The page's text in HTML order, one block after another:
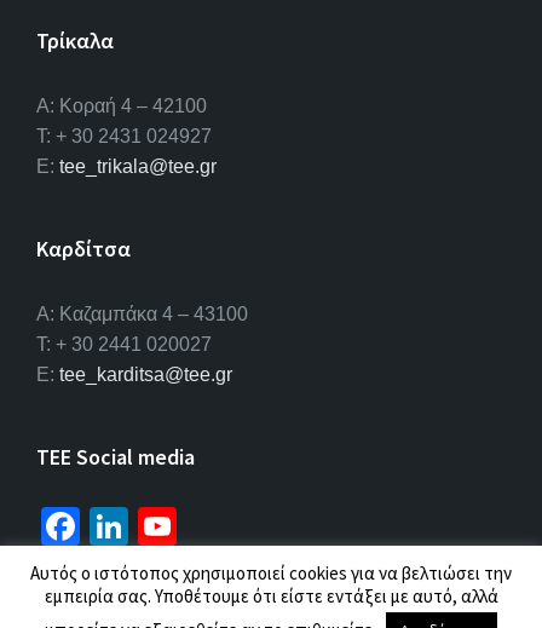
Τρίκαλα
Α: Κοραή 4 – 42100
T: + 30 2431 024927
E: tee_trikala@tee.gr
Καρδίτσα
Α: Καζαμπάκα 4 – 43100
T: + 30 2441 020027
E: tee_karditsa@tee.gr
TEE Social media
Fa
ce
b
Li
n
ke
u
T
© 2026 ΤΕΕ |Πολιτική προσωπικών δεδομένων
Αυτός ο ιστότοπος χρησιμοποιεί cookies για να βελτιώσει την
εμπειρία σας. Υποθέτουμε ότι είστε εντάξει με αυτό, αλλά